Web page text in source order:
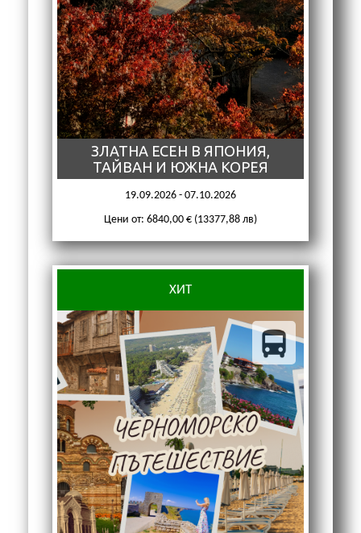
ЗЛАТНА ЕСЕН В ЯПОНИЯ,
ТАЙВАН И ЮЖНА КОРЕЯ
19.09.2026 - 07.10.2026
Цени от: 6840,00 € (13377,88 лв)
ХИТ